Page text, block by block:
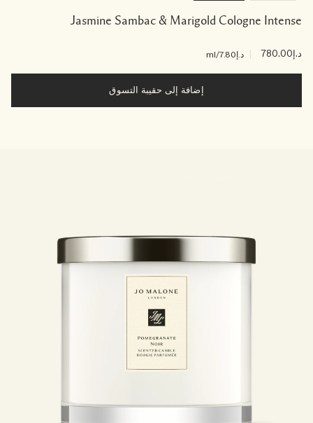
Jasmine Sambac & Marigold Cologne Intense
د.إ780.00 د.إ7.80 /ml
إضافة إلى حقيبة التسوق